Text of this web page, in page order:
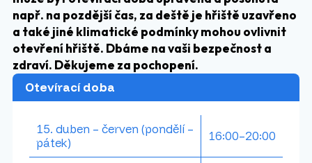
např. na pozdější čas, za deště je hřiště uzavřeno
a také jiné klimatické podmínky mohou ovlivnit
otevření hřiště. Dbáme na vaši bezpečnost a
zdraví. Děkujeme za pochopení.
Otevírací doba
15. duben –⁠⁠⁠⁠⁠⁠ červen (pondělí –
pátek)
16:00–20:00